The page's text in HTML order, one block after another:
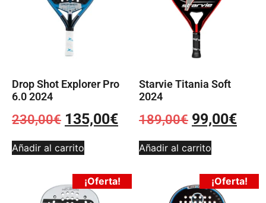
Drop Shot Explorer Pro
6.0 2024
230,00€ 135,00€
Añadir al carrito
Starvie Titania Soft
2024
189,00€ 99,00€
Añadir al carrito
¡Oferta! ¡Oferta!